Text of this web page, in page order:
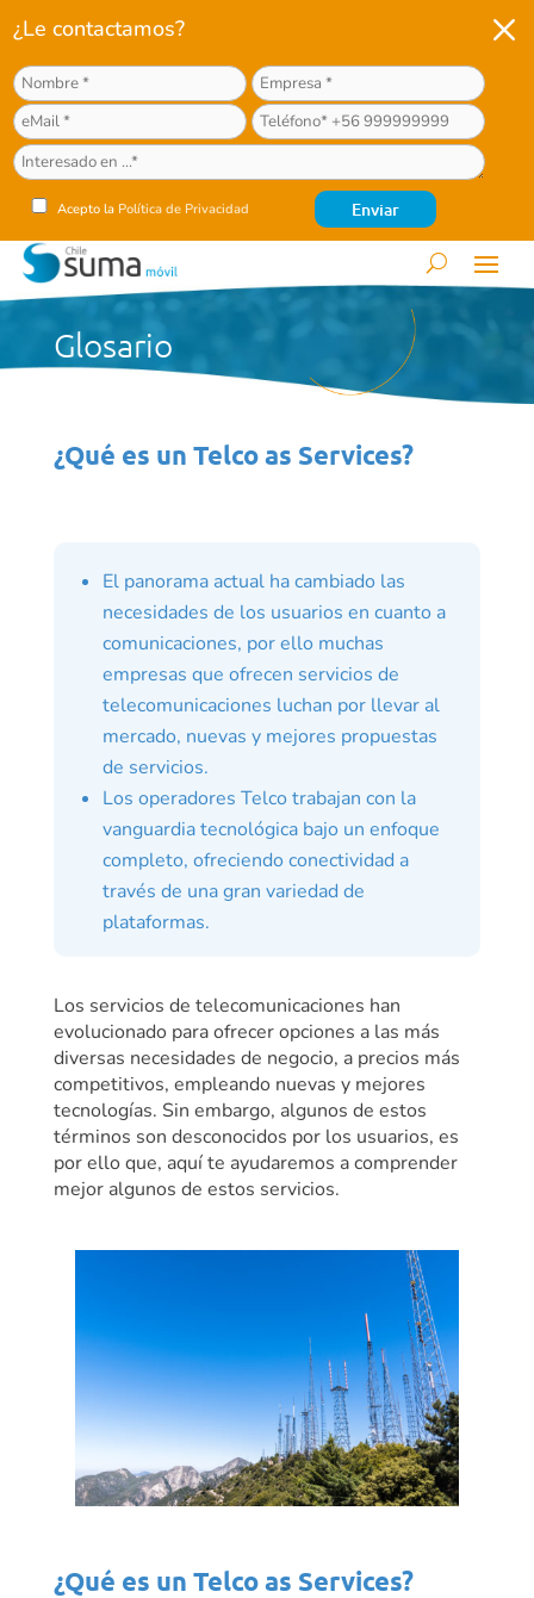
¿Le contactamos?
Acepto la Política de Privacidad
M
Glosario
¿Qué es un Telco as Services?
El panorama actual ha cambiado las
necesidades de los usuarios en cuanto a
comunicaciones, por ello muchas
empresas que ofrecen servicios de
telecomunicaciones luchan por llevar al
mercado, nuevas y mejores propuestas
de servicios.
Los operadores Telco trabajan con la
vanguardia tecnológica bajo un enfoque
completo, ofreciendo conectividad a
través de una gran variedad de
plataformas.
Los servicios de telecomunicaciones han
evolucionado para ofrecer opciones a las más
diversas necesidades de negocio, a precios más
competitivos, empleando nuevas y mejores
tecnologías. Sin embargo, algunos de estos
términos son desconocidos por los usuarios, es
por ello que, aquí te ayudaremos a comprender
mejor algunos de estos servicios.
¿Qué es un Telco as Services?